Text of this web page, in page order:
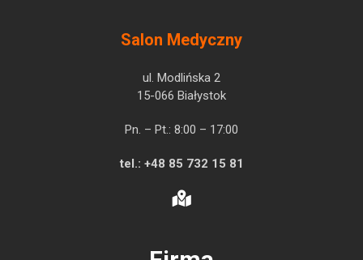
Salon Medyczny
ul. Modlińska 2
15-066 Białystok
Pn. – Pt.: 8:00 – 17:00
tel.: +48 85 732 15 81